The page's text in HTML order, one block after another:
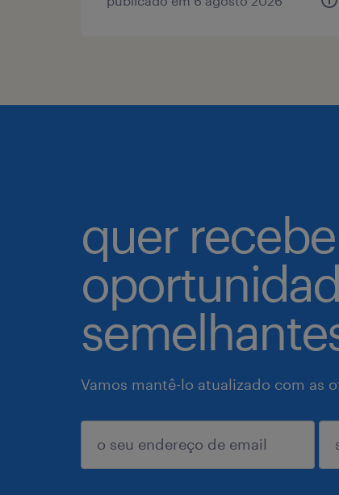
quer
Vamos mantê-lo atualizado com as
enviar